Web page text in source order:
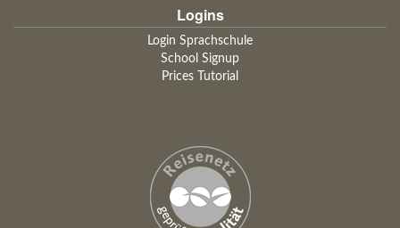
Logins
Login Sprachschule
School Signup
Prices Tutorial